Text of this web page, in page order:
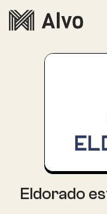
Eldorado